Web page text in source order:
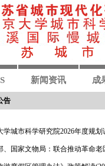
新闻资讯 成
告
学城市科学研究院2026年度规
、国家文物局：联合推动革命